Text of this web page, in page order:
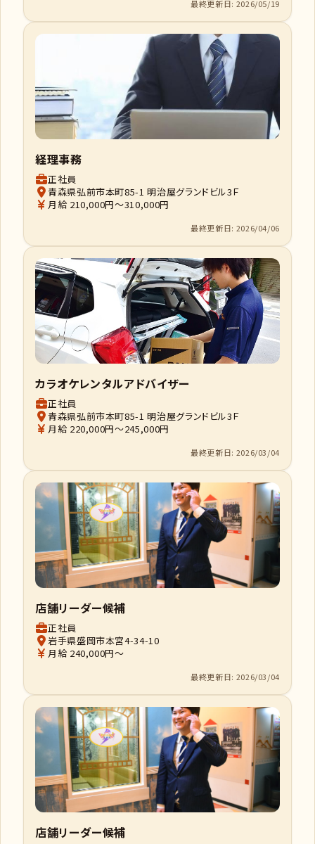
最終更新日: 2026/05/19
経理事務
正社員
青森県弘前市本町85-1 明治屋グランドビル3Ｆ
月給 210,000円～310,000円
最終更新日: 2026/04/06
カラオケレンタルアドバイザー
正社員
青森県弘前市本町85-1 明治屋グランドビル3Ｆ
月給 220,000円～245,000円
最終更新日: 2026/03/04
店舗リーダー候補
正社員
岩手県盛岡市本宮4-34-10
月給 240,000円～
最終更新日: 2026/03/04
店舗リーダー候補